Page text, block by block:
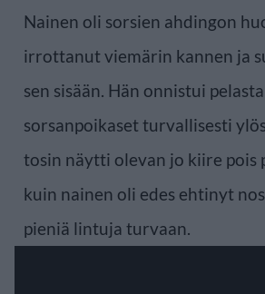
Nainen oli sorsien ahdingon
irrottanut viemärin kannen ja
sen sisään. Hän onnistui
sorsanpoikaset turvallisesti
tosin näytti olevan jo kiire pois
kuin nainen oli edes ehtinyt
pieniä lintuja turvaan.